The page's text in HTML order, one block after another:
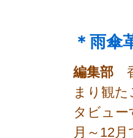
＊雨傘
編集部
まり観
タビュ
月～12